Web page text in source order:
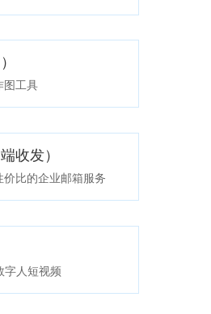
图工具
收发）
比的企业邮箱服务
字人短视频